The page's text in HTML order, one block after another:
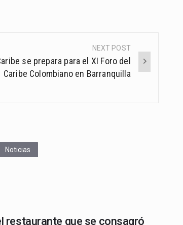
NEXT POST
se prepara para el XI Foro del
Caribe Colombiano en Barranquilla
Noticias
restaurante que se consagró